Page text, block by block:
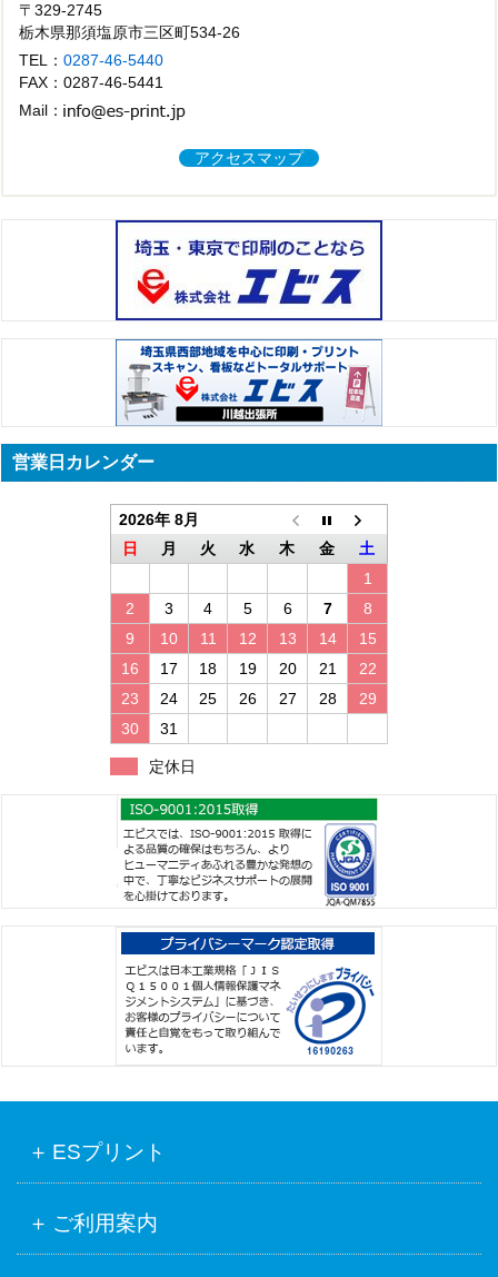
〒329-2745
栃木県那須塩原市三区町534-26
TEL：0287-46-5440
FAX：0287-46-5441
Mail：
アクセスマップ
営業日カレンダー
2026年 8月
日
月 火 水 木 金
土
1
2
3 4 5 6 7
8
9
10 11 12 13 14
15
16
17 18 19 20 21
22
23
24 25 26 27 28
29
30
31
定休日
ESプリント
ご利用案内